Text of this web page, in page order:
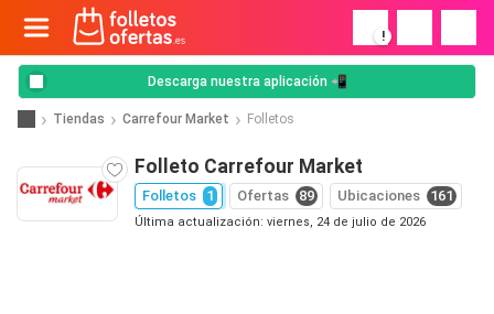
!
Descarga nuestra aplicación 📲
Tiendas Carrefour Market Folletos
Folleto Carrefour Market
Folletos 1 Ofertas 89 Ubicaciones 161
Última actualización: viernes, 24 de julio de 2026